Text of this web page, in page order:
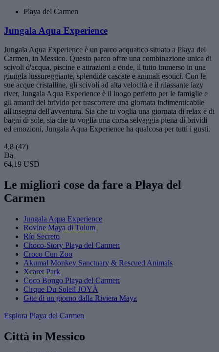
Playa del Carmen
Jungala Aqua Experience
Jungala Aqua Experience è un parco acquatico situato a Playa del
Carmen, in Messico. Questo parco offre una combinazione unica di
scivoli d'acqua, piscine e attrazioni a onde, il tutto immerso in una
giungla lussureggiante, splendide cascate e animali esotici. Con le
sue acque cristalline, gli scivoli ad alta velocità e il rilassante lazy
river, Jungala Aqua Experience è il luogo perfetto per le famiglie e
gli amanti del brivido per trascorrere una giornata indimenticabile
all'insegna dell'avventura. Sia che tu voglia una giornata di relax e di
bagni di sole, sia che tu voglia una corsa selvaggia piena di brividi
ed emozioni, Jungala Aqua Experience ha qualcosa per tutti i gusti.
4,8 (47)
Da
64,19 USD
Le migliori cose da fare a Playa del
Carmen
Jungala Aqua Experience
Rovine Maya di Tulum
Río Secreto
Choco-Story Playa del Carmen
Croco Cun Zoo
Akumal Monkey Sanctuary & Rescued Animals
Xcaret Park
Coco Bongo Playa del Carmen
Cirque Du Soleil JOYÀ
Gite di un giorno dalla Riviera Maya
Esplora Playa del Carmen
Città in Messico